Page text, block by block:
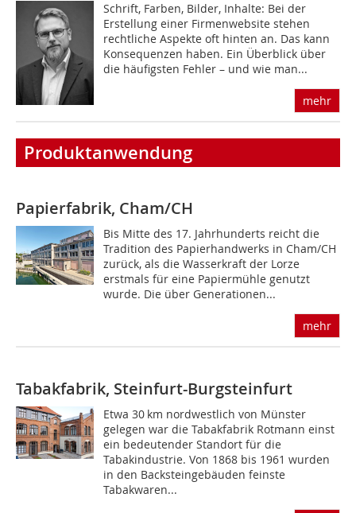
Schrift, Farben, Bilder, Inhalte: Bei der
Erstellung einer Firmenwebsite stehen
rechtliche Aspekte oft hinten an. Das kann
Konsequenzen haben. Ein Überblick über
die häufigsten Fehler – und wie man...
mehr
Produktanwendung
Papierfabrik, Cham/CH
Bis Mitte des 17. Jahrhunderts reicht die
Tradition des Papierhandwerks in Cham/CH
zurück, als die Wasserkraft der Lorze
erstmals für eine Papiermühle genutzt
wurde. Die über Generationen...
mehr
Tabakfabrik, Steinfurt-Burgsteinfurt
Etwa 30 km nordwestlich von Münster
gelegen war die Tabakfabrik Rotmann einst
ein bedeutender Standort für die
Tabakindustrie. Von 1868 bis 1961 wurden
in den Backsteingebäuden feinste
Tabakwaren...